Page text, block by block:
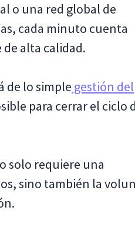
o una red global de
cada minuto cuenta
alta calidad.
de lo simple gestión del
para cerrar el ciclo
solo requiere una
sino también la